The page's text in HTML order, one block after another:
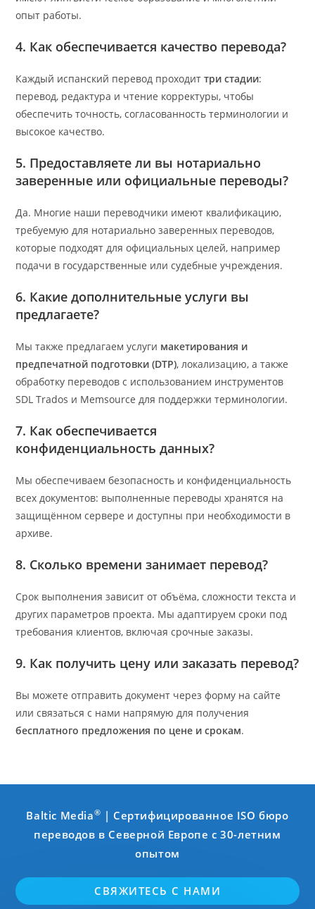
опыт работы.
4. Как обеспечивается качество перевода?
Каждый испанский перевод проходиттри стадии:
перевод, редактура и чтение корректуры, чтобы
обеспечить точность, согласованность терминологии и
высокое качество.
5. Предоставляете ли вы нотариально
заверенные или официальные переводы?
Да. Многие наши переводчики имеют квалификацию,
требуемую для нотариально заверенных переводов,
которые подходят для официальных целей, например
подачи в государственные или судебные учреждения.
6. Какие дополнительные услуги вы
предлагаете?
Мы также предлагаем услуги макетирования и
предпечатной подготовки (DTP), локализацию, а также
обработку переводов с использованием инструментов
SDL Trados и Memsource для поддержки терминологии.
7. Как обеспечивается
конфиденциальность данных?
Мы обеспечиваем безопасность и конфиденциальность
всех документов: выполненные переводы хранятся на
защищённом сервере и доступны при необходимости в
архиве.
8. Сколько времени занимает перевод?
Срок выполнения зависит от объёма, сложности текста и
других параметров проекта. Мы адаптируем сроки под
требования клиентов, включая срочные заказы.
9. Как получить цену или заказать перевод?
Вы можете отправить документ через форму на сайте
или связаться с нами напрямую для получения
бесплатного предложения по цене и срокам.
Baltic Media® | Сертифицированное ISO бюро
переводов в Северной Европе с 30-летним
опытом
СВЯЖИТЕСЬ С НАМИ